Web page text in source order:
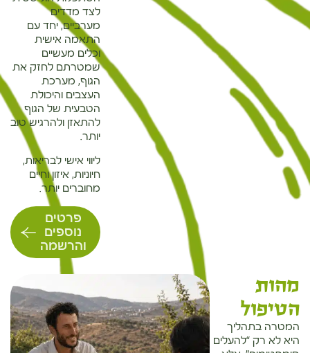
לצד מדדים
מערביים, יחד עם
התאמה אישית
וכלים מעשיים
שמטרתם לחזק את
הגוף, מערכת
העצבים והיכולת
הטבעית של הגוף
להתאזן ולהרגיש טוב
יותר.
ליווי אישי לבריאות,
חיוניות, איזון וחיים
מחוברים יותר.
פרטים
נוספים
והרשמה
מהות
הטיפול
המטרה בתהליך
היא לא רק “להעלים